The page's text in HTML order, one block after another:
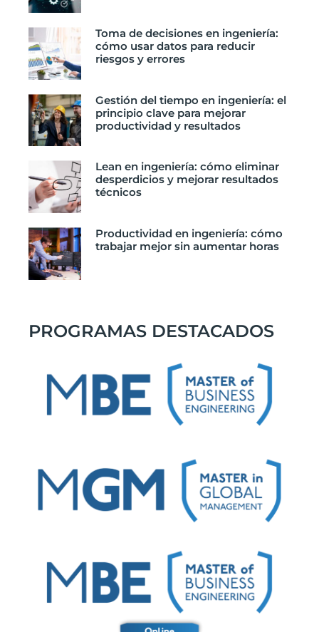
Toma de decisiones en ingeniería:
cómo usar datos para reducir
riesgos y errores
Gestión del tiempo en ingeniería: el
principio clave para mejorar
productividad y resultados
Lean en ingeniería: cómo eliminar
desperdicios y mejorar resultados
técnicos
Productividad en ingeniería: cómo
trabajar mejor sin aumentar horas
PROGRAMAS DESTACADOS